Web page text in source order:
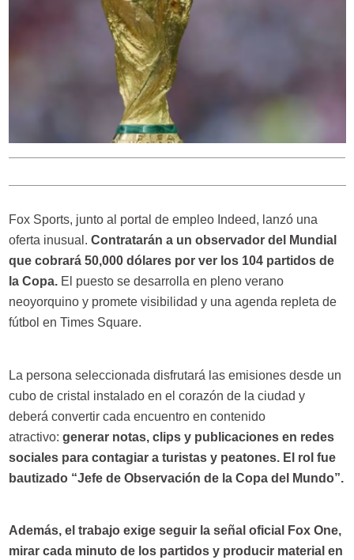
Fox Sports, junto al portal de empleo Indeed, lanzó una
oferta inusual. Contratarán a un observador del Mundial
que cobrará 50,000 dólares por ver los 104 partidos de
la Copa.El puesto se desarrolla en pleno verano
neoyorquino y promete visibilidad y una agenda repleta de
fútbol en Times Square.
La persona seleccionada disfrutará las emisiones desde un
cubo de cristal instalado en el corazón de la ciudad y
deberá convertir cada encuentro en contenido
atractivo: generar notas, clips y publicaciones en redes
sociales para contagiar a turistas y peatones. El rol fue
bautizado “Jefe de Observación de la Copa del Mundo”.
Además, el trabajo exige seguir la señal oficial Fox One,
mirar cada minuto de los partidos y producir material en